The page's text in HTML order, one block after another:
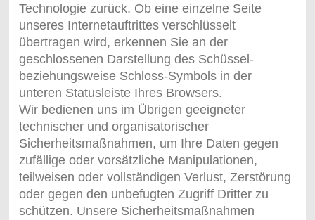
Technologie zurück. Ob eine einzelne Seite
unseres Internetauftrittes verschlüsselt
übertragen wird, erkennen Sie an der
geschlossenen Darstellung des Schüssel-
beziehungsweise Schloss-Symbols in der
unteren Statusleiste Ihres Browsers.
Wir bedienen uns im Übrigen geeigneter
technischer und organisatorischer
Sicherheitsmaßnahmen, um Ihre Daten gegen
zufällige oder vorsätzliche Manipulationen,
teilweisen oder vollständigen Verlust, Zerstörung
oder gegen den unbefugten Zugriff Dritter zu
schützen. Unsere Sicherheitsmaßnahmen